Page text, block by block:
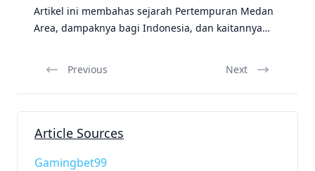
Artikel ini membahas sejarah Pertempuran Medan
Area, dampaknya bagi Indonesia, dan kaitannya
Previous Next
Article Sources
Gamingbet99